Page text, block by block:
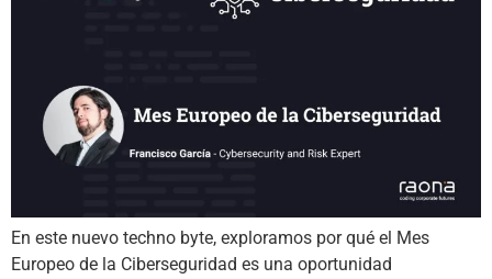
En este nuevo techno byte, exploramos por qué el Mes
Europeo de la Ciberseguridad es una oportunidad